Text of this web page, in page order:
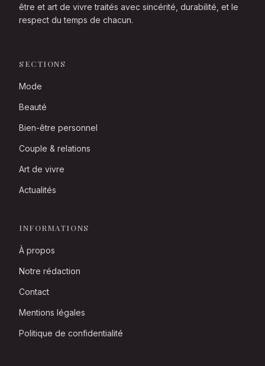
être et art de vivre traités avec sincérité, durabilité, et le
respect du temps de chacun.
SECTIONS
Mode
Beauté
Bien-être personnel
Couple & relations
Art de vivre
Actualités
INFORMATIONS
À propos
Notre rédaction
Contact
Mentions légales
Politique de confidentialité